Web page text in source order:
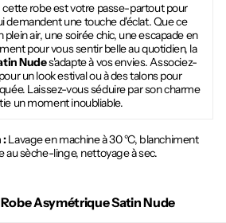
cette robe est votre passe-partout pour
demandent une touche d'éclat. Que ce
air, une soirée chic, une escapade en
pour vous sentir belle au quotidien, la
Nudes'adapte à vos envies. Associez-
un look estival ou à des talons pour
Laissez-vous séduire par son charme
un moment inoubliable.
:Lavage en machine à 30 °C, blanchiment
au sèche-linge, nettoyage à sec.
Asymétrique Satin Nude